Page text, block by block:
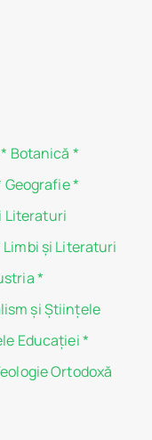
* Botanică *
Geografie*
Literaturi
Limbi și Literaturi
*
şi Ştiinţele
Educaţiei*
Ortodoxă